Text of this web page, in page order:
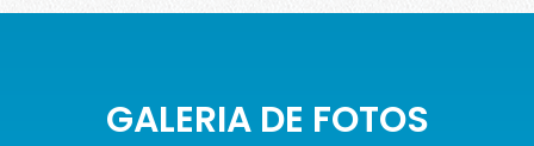
GALERIA DE FOTOS